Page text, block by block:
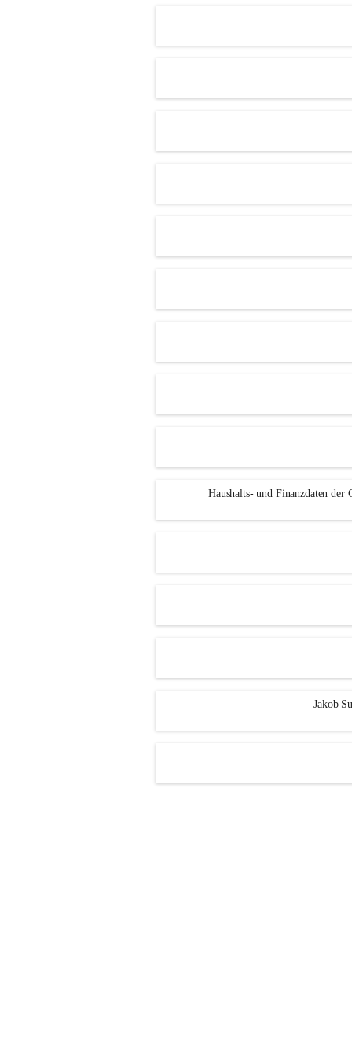
Haushalts- und Finanzdaten der
Jakob